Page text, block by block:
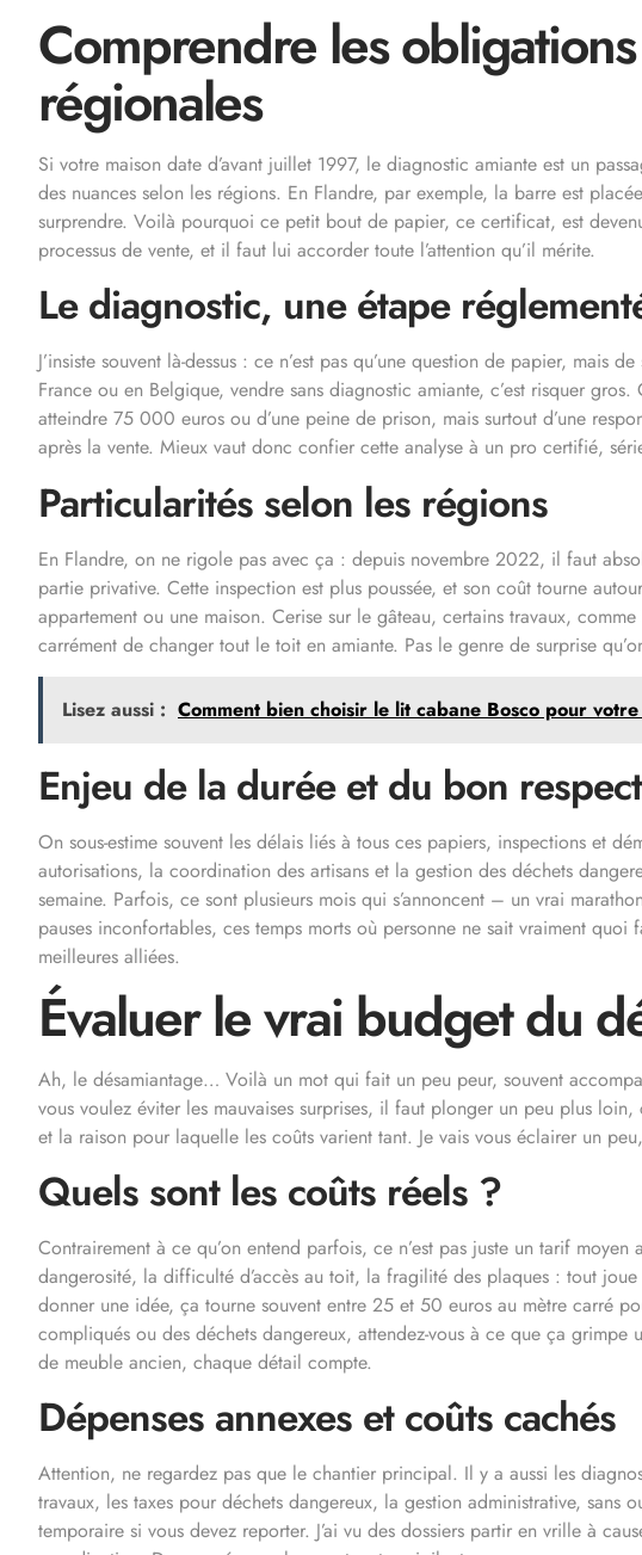
Comprendre les
régionales
Si votre maison date d’avant juillet 1997, le diagnostic amiante est un
des nuances selon les régions. En Flandre, par exemple, la barre est
surprendre. Voilà pourquoi ce petit bout de papier, ce certificat, est
processus de vente, et il faut lui accorder toute l’attention qu’il mérite.
Le diagnostic, une étape
J’insiste souvent là-dessus : ce n’est pas qu’une question de papier, mais
France ou en Belgique, vendre sans diagnostic amiante, c’est risquer
atteindre 75 000 euros ou d’une peine de prison, mais surtout d’une
après la vente. Mieux vaut donc confier cette analyse à un pro certifié,
Particularités selon les régions
En Flandre, on ne rigole pas avec ça : depuis novembre 2022, il faut
partie privative. Cette inspection est plus poussée, et son coût tourne
appartement ou une maison. Cerise sur le gâteau, certains travaux,
carrément de changer tout le toit en amiante. Pas le genre de surprise
Lisez aussi : Comment bien choisir le lit cabane Bosco pour
Enjeu de la durée et du bon
On sous-estime souvent les délais liés à tous ces papiers, inspections et
autorisations, la coordination des artisans et la gestion des déchets
semaine. Parfois, ce sont plusieurs mois qui s’annoncent – un vrai
pauses inconfortables, ces temps morts où personne ne sait vraiment quoi
meilleures alliées.
Évaluer le vrai budget du
Ah, le désamiantage… Voilà un mot qui fait un peu peur, souvent
vous voulez éviter les mauvaises surprises, il faut plonger un peu plus
et la raison pour laquelle les coûts varient tant. Je vais vous éclairer un
Quels sont les coûts réels ?
Contrairement à ce qu’on entend parfois, ce n’est pas juste un tarif moyen
dangerosité, la difficulté d’accès au toit, la fragilité des plaques : tout
donner une idée, ça tourne souvent entre 25 et 50 euros au mètre carré
compliqués ou des déchets dangereux, attendez-vous à ce que ça
de meuble ancien, chaque détail compte.
Dépenses annexes et coûts cachés
Attention, ne regardez pas que le chantier principal. Il y a aussi les
travaux, les taxes pour déchets dangereux, la gestion administrative, sans
temporaire si vous devez reporter. J’ai vu des dossiers partir en vrille à